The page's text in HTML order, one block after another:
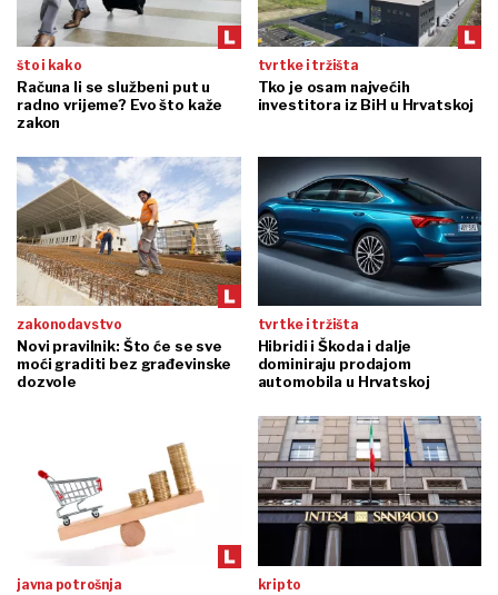
što i kako
Računa li se službeni put u
radno vrijeme? Evo što kaže
zakon
tvrtke i tržišta
Tko je osam najvećih
investitora iz BiH u Hrvatskoj
zakonodavstvo
Novi pravilnik: Što će se sve
moći graditi bez građevinske
dozvole
tvrtke i tržišta
Hibridi i Škoda i dalje
dominiraju prodajom
automobila u Hrvatskoj
javna potrošnja kripto